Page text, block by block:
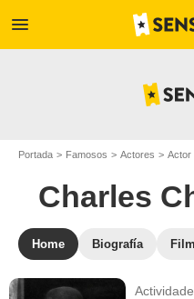
menu
Portada Famosos Actores Actor
Charles
Home Biografía